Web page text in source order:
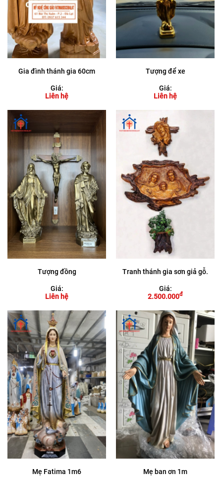
Gia đình thánh gia 60cm
Giá:
Liên hệ
Tượng để xe
Giá:
Liên hệ
Tượng đồng
Giá:
Liên hệ
Tranh thánh gia sơn giả gỗ.
Giá:
2.500.000đ
Mẹ Fatima 1m6 Mẹ ban ơn 1m